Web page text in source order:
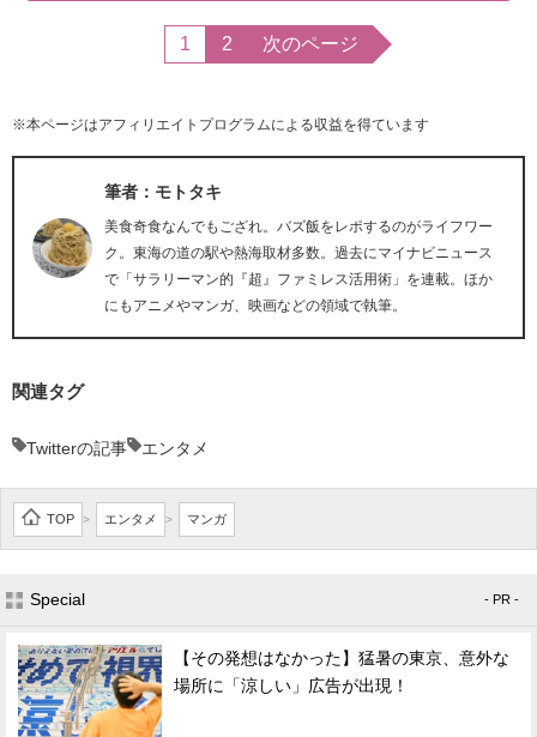
1 2 次のページ
※本ページはアフィリエイトプログラムによる収益を得ています
筆者：モトタキ
美食奇食なんでもござれ。バズ飯をレポするのがライフワー
ク。東海の道の駅や熱海取材多数。過去にマイナビニュース
で「サラリーマン的『超』ファミレス活用術」を連載。ほか
にもアニメやマンガ、映画などの領域で執筆。
関連タグ
Twitterの記事 エンタメ
TOP > エンタメ > マンガ
Special - PR -
【その発想はなかった】猛暑の東京、意外な
場所に「涼しい」広告が出現！